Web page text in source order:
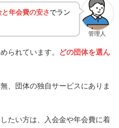
管理人
と年会費の安さ でラン
られています。
どの団体を選ん
、団体の独自サービスにありま
たい方は、入会金や年会費に着